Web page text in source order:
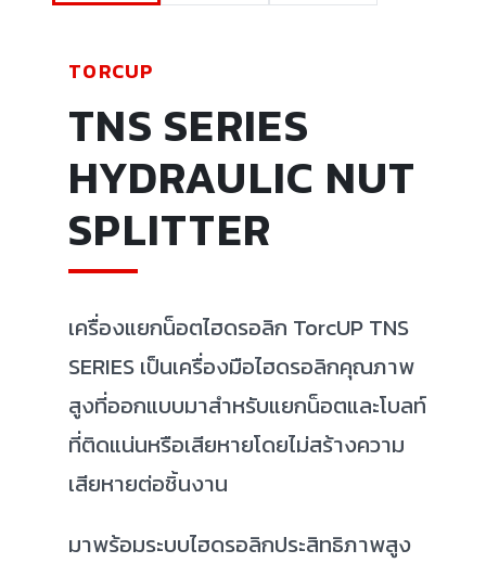
TORCUP
TNS SERIES
HYDRAULIC NUT
SPLITTER
เครื่องแยกน็อตไฮดรอลิก TorcUP TNS
SERIES เป็นเครื่องมือไฮดรอลิกคุณภาพ
สูงที่ออกแบบมาสำหรับแยกน็อตและโบลท์
ที่ติดแน่นหรือเสียหายโดยไม่สร้างความ
เสียหายต่อชิ้นงาน
มาพร้อมระบบไฮดรอลิกประสิทธิภาพสูง